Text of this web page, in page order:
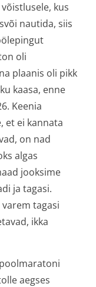
kus
nautida, siis
oli
plaanis oli pikk
kaasa, enne
Keenia
et ei kannata
on nad
algas
jooksime
ja tagasi.
tagasi
ikka
aegses